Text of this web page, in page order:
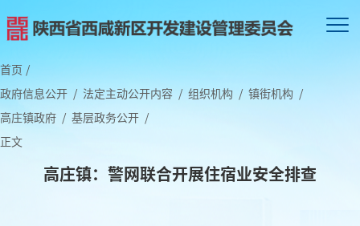
首页 /
政府信息公开 / 法定主动公开内容 / 组织机构 / 镇街机构 /
高庄镇政府 / 基层政务公开 /
正文
高庄镇：警网联合开展住宿业安全排查